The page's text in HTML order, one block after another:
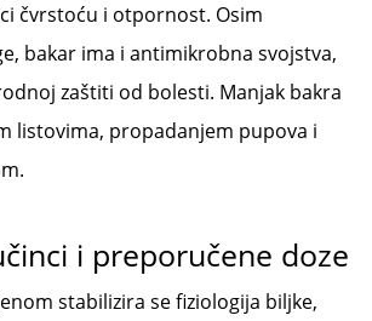
čvrstoću i otpornost. Osim
bakar ima i antimikrobna svojstva,
zaštiti od bolesti. Manjak bakra
listovima, propadanjem pupova i
i preporučene doze
stabilizira se fiziologija biljke,